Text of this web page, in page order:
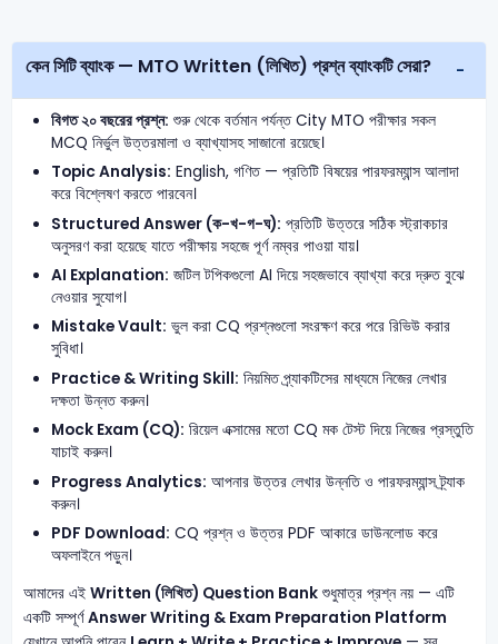
কেন সিটি ব্যাংক — MTO Written (লিখিত) প্রশ্ন ব্যাংকটি সেরা?
বিগত ২০ বছরের প্রশ্ন: শুরু থেকে বর্তমান পর্যন্ত City MTO পরীক্ষার সকল
MCQ নির্ভুল উত্তরমালা ও ব্যাখ্যাসহ সাজানো রয়েছে।
Topic Analysis: English, গণিত — প্রতিটি বিষয়ের পারফরম্যান্স আলাদা
করে বিশ্লেষণ করতে পারবেন।
Structured Answer (ক-খ-গ-ঘ): প্রতিটি উত্তরে সঠিক স্ট্রাকচার
অনুসরণ করা হয়েছে যাতে পরীক্ষায় সহজে পূর্ণ নম্বর পাওয়া যায়।
AI Explanation: জটিল টপিকগুলো AI দিয়ে সহজভাবে ব্যাখ্যা করে দ্রুত বুঝে
নেওয়ার সুযোগ।
Mistake Vault: ভুল করা CQ প্রশ্নগুলো সংরক্ষণ করে পরে রিভিউ করার
সুবিধা।
Practice & Writing Skill: নিয়মিত প্র্যাকটিসের মাধ্যমে নিজের লেখার
দক্ষতা উন্নত করুন।
Mock Exam (CQ): রিয়েল এক্সামের মতো CQ মক টেস্ট দিয়ে নিজের প্রস্তুতি
যাচাই করুন।
Progress Analytics: আপনার উত্তর লেখার উন্নতি ও পারফরম্যান্স ট্র্যাক
করুন।
PDF Download: CQ প্রশ্ন ও উত্তর PDF আকারে ডাউনলোড করে
অফলাইনে পড়ুন।
আমাদের এই Written (লিখিত) Question Bankশুধুমাত্র প্রশ্ন নয় — এটি
একটি সম্পূর্ণAnswer Writing & Exam Preparation Platform